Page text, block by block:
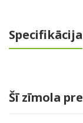
Specifikācija
Šī zīmola